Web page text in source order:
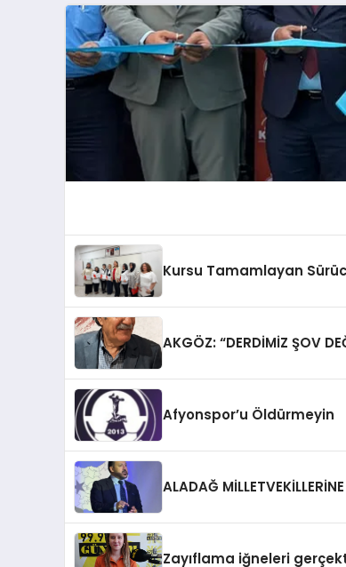
Kursu Tamamlayan
AKGÖZ: “DERDİMİZ ŞOV
Afyonspor’u Öldürmeyin
ALADAĞ
Zayıflama iğneleri